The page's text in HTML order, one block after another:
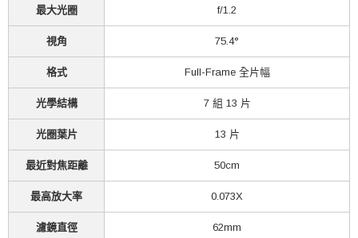
最大光圈 f/1.2
視角 75.4°
格式 Full-Frame 全片幅
光學結構 7 組 13 片
光圈葉片 13 片
最近對焦距離 50cm
最高放大率 0.073X
濾鏡直徑 62mm